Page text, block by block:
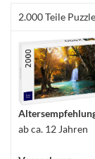
2.000 Teile Puzzle
ab ca. 12 Jahren